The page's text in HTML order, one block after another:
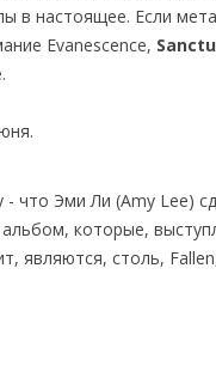
в настоящее. Если
Evanescence,